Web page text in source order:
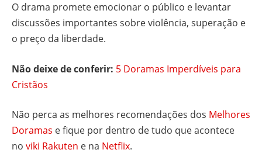
O drama promete emocionar o público e levantar
discussões importantes sobre violência, superação e
o preço da liberdade.
Não deixe de conferir: 5 Doramas Imperdíveis para
Cristãos
Não perca as melhores recomendações dos Melhores
Doramas e fique por dentro de tudo que acontece
no viki Rakuten e na Netflix.